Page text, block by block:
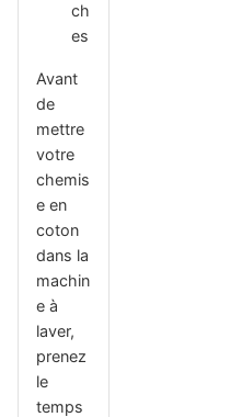
ch
es
Avant
de
mettre
votre
chemis
e en
coton
dans la
machin
e à
laver,
prenez
le
temps